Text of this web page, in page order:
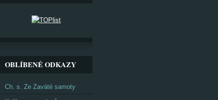
OBLÍBENÉ ODKAZY
Ch. s. Ze Zaváté samoty